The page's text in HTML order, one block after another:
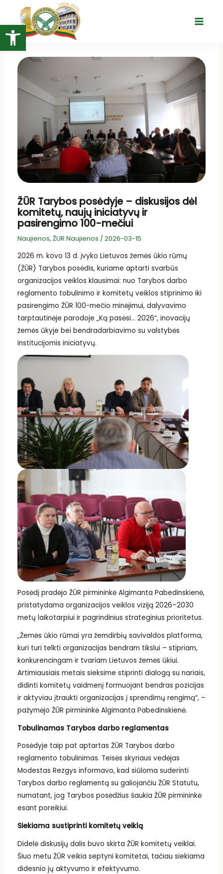
Open toolbar
turinio
Main
ŽŪR Tarybos posėdyje – diskusijos dėl
komitetų, naujų iniciatyvų ir
pasirengimo 100-mečiui
Naujienos, ŽUR Naujienos / 2026-03-15
2026 m. kovo 13 d. įvyko Lietuvos žemės ūkio rūmų
(ŽŪR) Tarybos posėdis, kuriame aptarti svarbūs
organizacijos veiklos klausimai: nuo Tarybos darbo
reglamento tobulinimo ir komitetų veiklos stiprinimo iki
pasirengimo ŽŪR 100-mečio minėjimui, dalyvavimo
tarptautinėje parodoje „Ką pasėsi… 2026“, inovacijų
žemės ūkyje bei bendradarbiavimo su valstybės
institucijomis iniciatyvų.
Posėdį pradėjo ŽŪR pirmininkė Algimanta Pabedinskienė,
pristatydama organizacijos veiklos viziją 2026–2030
metų laikotarpiui ir pagrindinius strateginius prioritetus.
„Žemės ūkio rūmai yra žemdirbių savivaldos platforma,
kuri turi telkti organizacijas bendram tikslui – stipriam,
konkurencingam ir tvariam Lietuvos žemės ūkiui.
Artimiausiais metais sieksime stiprinti dialogą su nariais,
didinti komitetų vaidmenį formuojant bendras pozicijas
ir aktyviau įtraukti organizacijas į sprendimų rengimą“, –
pažymėjo ŽŪR pirmininkė Algimanta Pabedinskienė.
Tobulinamas Tarybos darbo reglamentas
Posėdyje taip pat aptartas ŽŪR Tarybos darbo
reglamento tobulinimas. Teisės skyriaus vedėjas
Modestas Rezgys informavo, kad siūloma suderinti
Tarybos darbo reglamentą su galiojančiu ŽŪR Statutu,
numatant, jog Tarybos posėdžius šaukia ŽŪR pirmininkė
esant poreikiui.
Siekiama sustiprinti komitetų veiklą
Didelė diskusijų dalis buvo skirta ŽŪR komitetų veiklai.
Šiuo metu ŽŪR veikia septyni komitetai, tačiau siekiama
didesnio jų aktyvumo ir efektyvumo.